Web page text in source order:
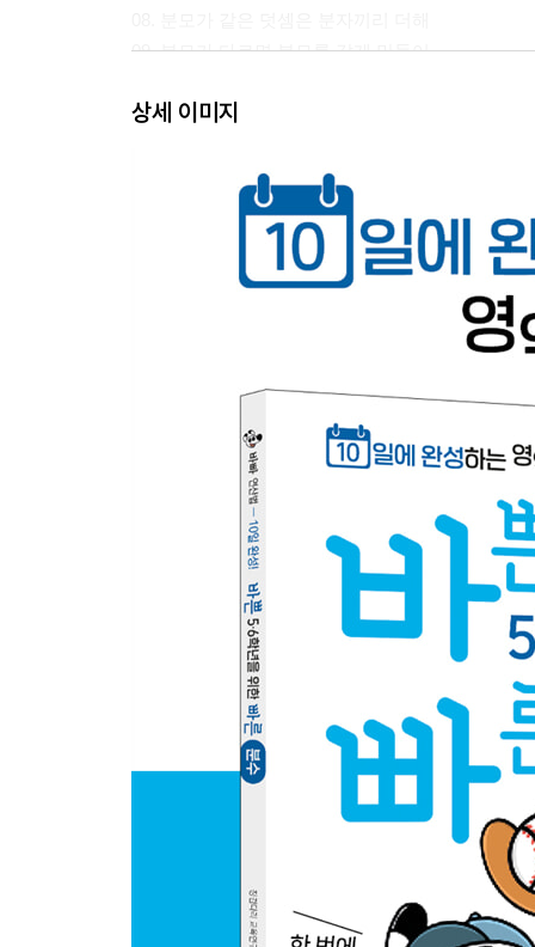
09. 분모가 다르면 분모를 같게 만들어
11. 분수의 덧셈 종합 문제
셋째 마당. 분수의 뺄셈
12. 분모가 같은 뺄셈은 분자끼리 빼
13. 뺄셈에서도 분모가 다르면 통분부터
14. 분모가 다른 대분수의 차도 통분부터!
넷째 마당. 분수의 곱셈
17. 분수의 곱셈은 분모끼리, 분자끼리 곱해
18. 자연수를 분모가 1인 분수로 바꿔
19. 대분수는 가분수로 바꾸는 게 먼저야
20. 세 수의 곱셈도 분모끼리, 분자끼리 곱해
21. 분수의 곱셈 종합 문제
다섯째 마당. 분수의 나눗셈
22. 나눗셈의 몫을 분수로 나타낼 수 있어
23. 나누는 수의 분모와 분자를 뒤집어~
24. 대분수는 가분수로 바꾼 다음 계산해
25. 분수의 종류와 상관없이 나눗셈의 원리는 같아
26. 분수의 나눗셈 종합 문제
상세 이미지